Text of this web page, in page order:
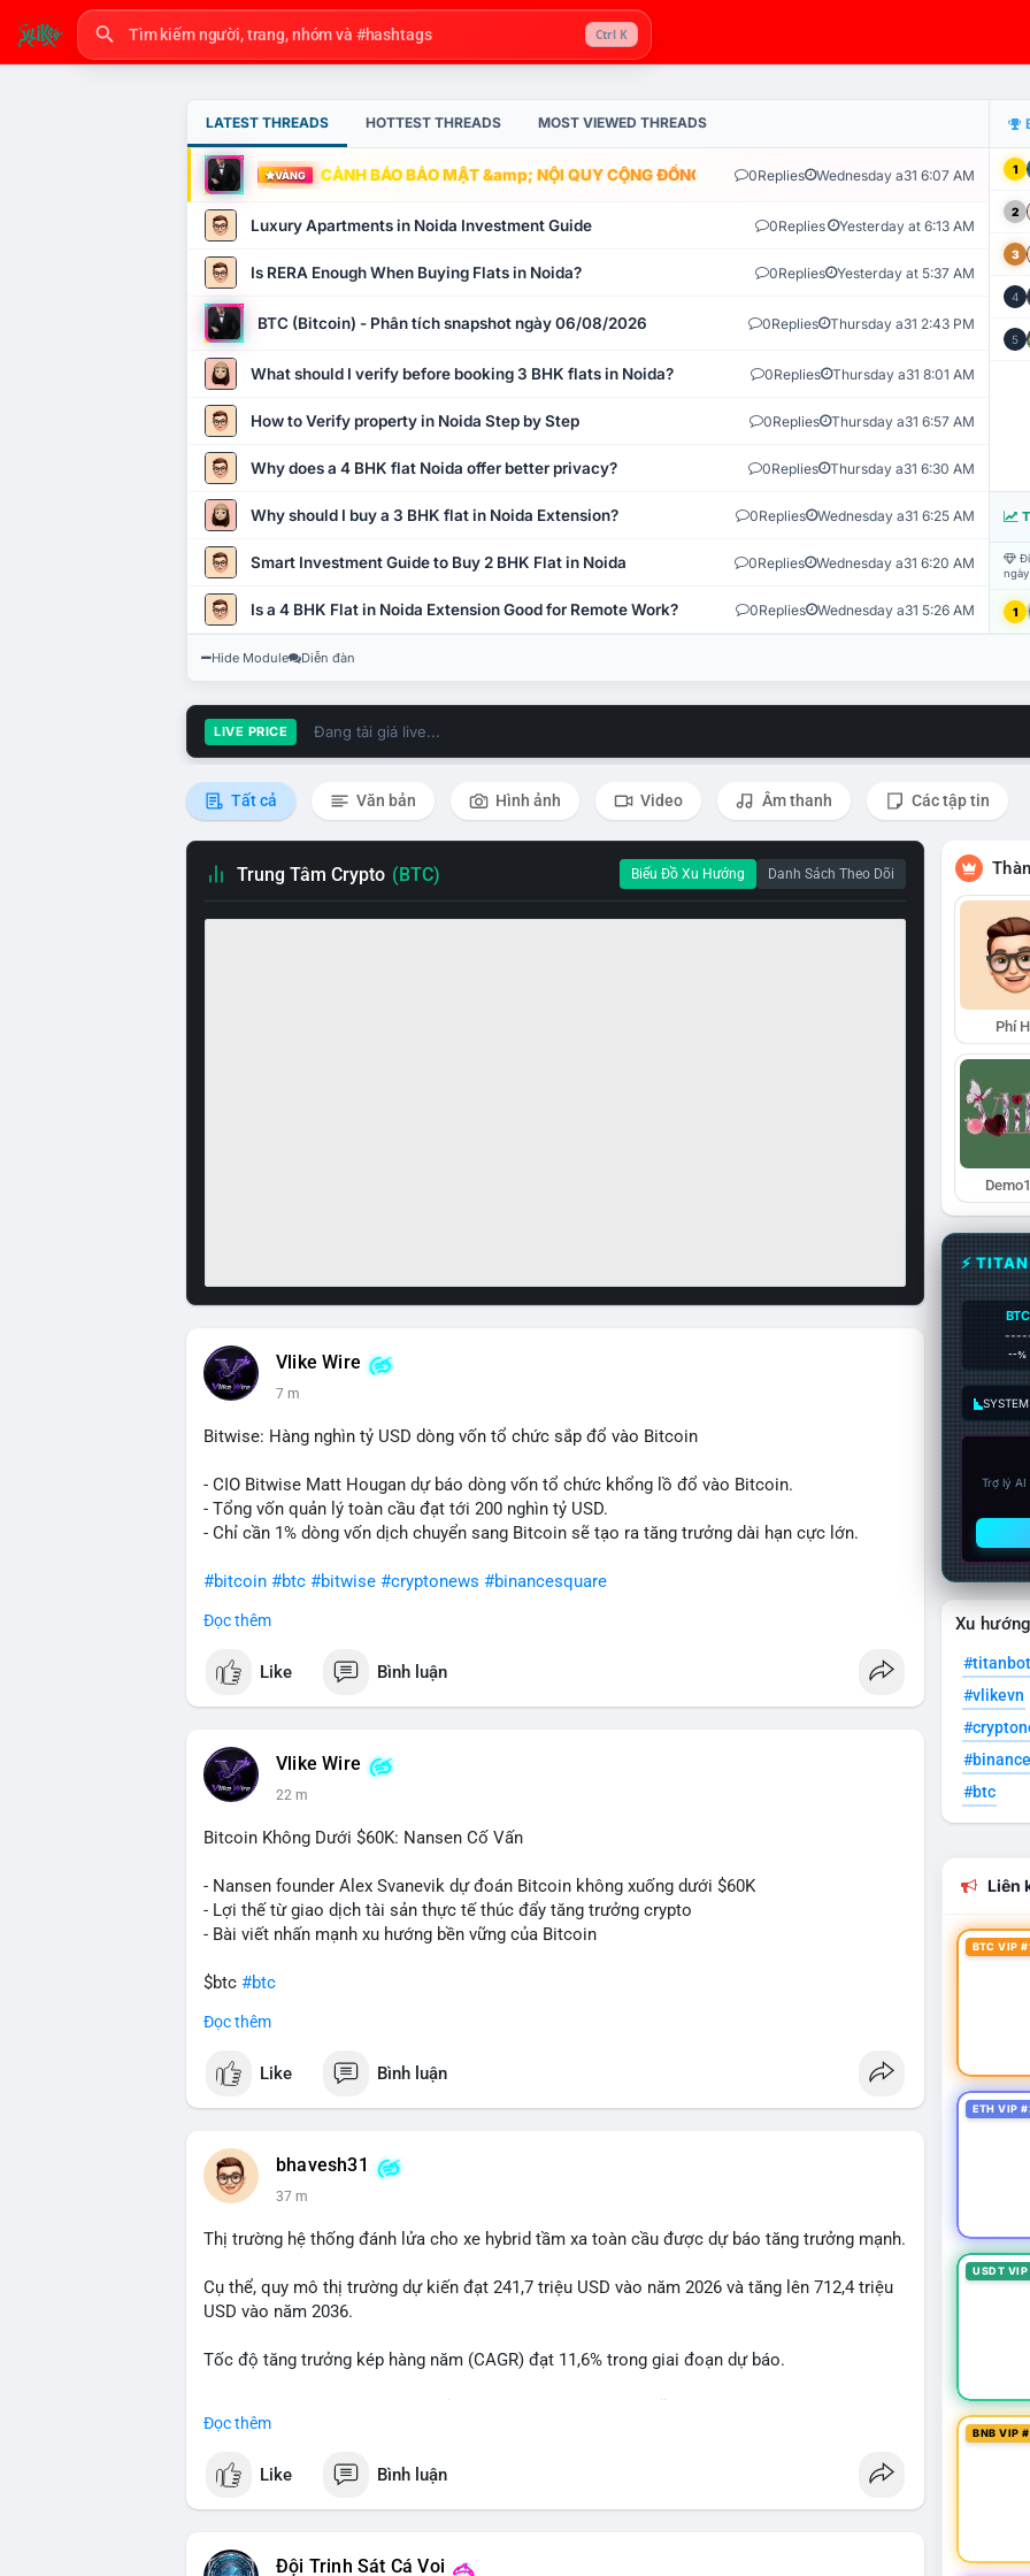
Ctrl K
LATEST THREADS HOTTEST THREADS MOST VIEWED THREADS
VÀNG CẢNH BÁO BẢO MẬT &amp; NỘI QUY CỘNG ĐỒNG VLIKE.VN: HỆ THỐNG GIÁM SÁT TỰ
0Replies Wednesday a31 6:07 AM
Luxury Apartments in Noida Investment Guide 0Replies Yesterday at 6:13 AM
Is RERA Enough When Buying Flats in Noida? 0Replies Yesterday at 5:37 AM
BTC (Bitcoin) - Phân tích snapshot ngày 06/08/2026 0Replies Thursday a31 2:43 PM
What should I verify before booking 3 BHK flats in Noida? 0Replies Thursday a31 8:01 AM
How to Verify property in Noida Step by Step 0Replies Thursday a31 6:57 AM
Why does a 4 BHK flat Noida offer better privacy? 0Replies Thursday a31 6:30 AM
Why should I buy a 3 BHK flat in Noida Extension? 0Replies Wednesday a31 6:25 AM
Smart Investment Guide to Buy 2 BHK Flat in Noida 0Replies Wednesday a31 6:20 AM
Is a 4 BHK Flat in Noida Extension Good for Remote Work? 0Replies Wednesday a31 5:26 AM
1
2
3
4
5
1
Hide Module Diễn đàn
LIVE PRICE Đang tải giá live...
Tất cả Văn bản Hình ảnh Video Âm thanh Các tập tin
Trung Tâm Crypto (BTC) Biểu Đồ Xu Hướng Danh Sách Theo Dõi
Vlike Wire
7 m
Bitwise: Hàng nghìn tỷ USD dòng vốn tổ chức sắp đổ vào Bitcoin
- CIO Bitwise Matt Hougan dự báo dòng vốn tổ chức khổng lồ đổ vào Bitcoin.
- Tổng vốn quản lý toàn cầu đạt tới 200 nghìn tỷ USD.
- Chỉ cần 1% dòng vốn dịch chuyển sang Bitcoin sẽ tạo ra tăng trưởng dài hạn cực lớn.
#bitcoin #btc #bitwise #cryptonews #binancesquare
$btc
#vlikevn #titanbot
Đọc thêm
Like Bình luận
Vlike Wire
22 m
Bitcoin Không Dưới $60K: Nansen Cố Vấn
- Nansen founder Alex Svanevik dự đoán Bitcoin không xuống dưới $60K
- Lợi thế từ giao dịch tài sản thực tế thúc đẩy tăng trưởng crypto
- Bài viết nhấn mạnh xu hướng bền vững của Bitcoin
$btc #btc
#vlikevn
📰 Nguồn: Cointelegraph
Đọc thêm
Like Bình luận
bhavesh31
38 m
Thị trường hệ thống đánh lửa cho xe hybrid tầm xa toàn cầu được dự báo tăng trưởng mạnh.
Cụ thể, quy mô thị trường dự kiến đạt 241,7 triệu USD vào năm 2026 và tăng lên 712,4 triệu
USD vào năm 2036.
Tốc độ tăng trưởng kép hàng năm (CAGR) đạt 11,6% trong giai đoạn dự báo.
Đọc thêm
Like Bình luận
Đội Trinh Sát Cá Voi
Phí
⚡
BTC
--%
Trợ lý
Xu
#titanbot
#vlikevn
#btc
Liên
BTC VIP
ETH VIP
USDT
BNB VIP